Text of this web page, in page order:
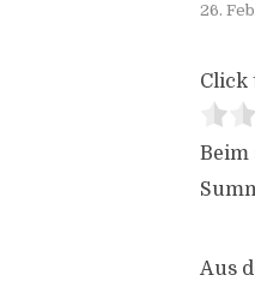
26.
Click
Beim
Aus